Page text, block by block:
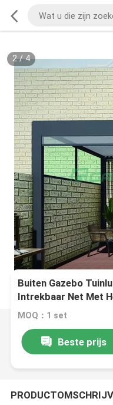
2/4
Buiten Gazebo
Intrekbaar Net Met
MOQ：1 set
Beste prijs